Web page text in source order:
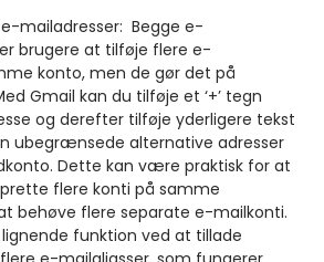
mailadresser: Begge e-
brugere at tilføje flere e-
konto, men de gør det på
Gmail kan du tilføje et ‘+’ tegn
og derefter tilføje yderligere tekst
ubegrænsede alternative adresser
Dette kan være praktisk for at
flere konti på samme
behøve flere separate e-mailkonti.
funktion ved at tillade